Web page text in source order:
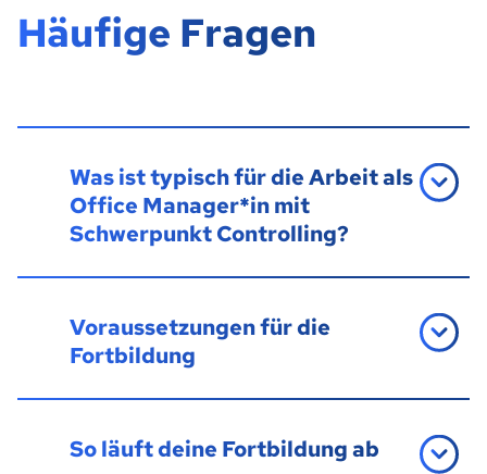
Häufige Fragen
Was ist typisch für die Arbeit als
Office Manager*in mit
Schwerpunkt Controlling?
Voraussetzungen für die
Fortbildung
So läuft deine Fortbildung ab